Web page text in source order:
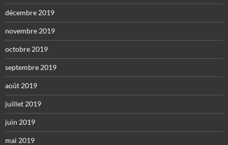
décembre 2019
novembre 2019
octobre 2019
septembre 2019
août 2019
juillet 2019
juin 2019
mai 2019